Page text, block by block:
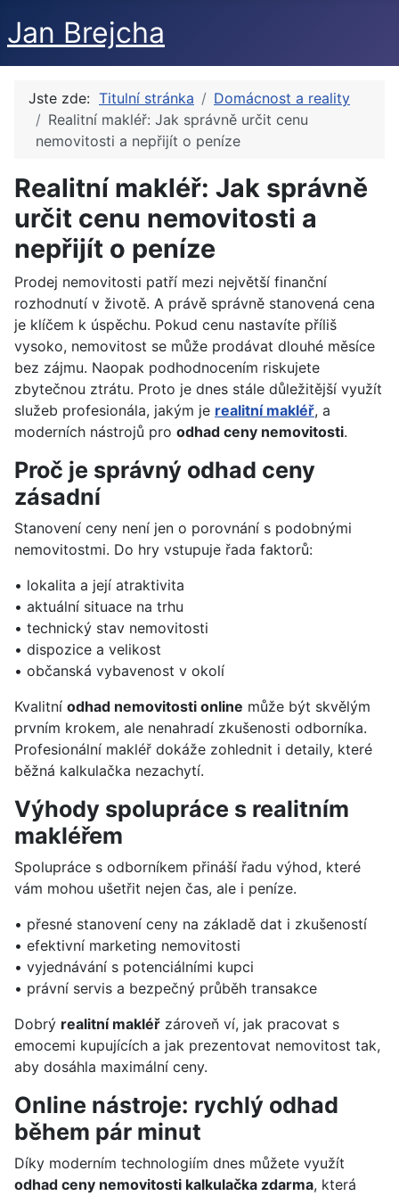
Jan Brejcha
Jste zde: Titulní stránka
Domácnost a reality
Realitní makléř: Jak správně určit cenu
nemovitosti a nepřijít o peníze
Realitní makléř: Jak správně
určit cenu nemovitosti a
nepřijít o peníze
Prodej nemovitosti patří mezi největší finanční
rozhodnutí v životě. A právě správně stanovená cena
je klíčem k úspěchu. Pokud cenu nastavíte příliš
vysoko, nemovitost se může prodávat dlouhé měsíce
bez zájmu. Naopak podhodnocením riskujete
zbytečnou ztrátu. Proto je dnes stále důležitější využít
služeb profesionála, jakým je realitní makléř, a
moderních nástrojů pro odhad ceny nemovitosti.
Proč je správný odhad ceny
zásadní
Stanovení ceny není jen o porovnání s podobnými
nemovitostmi. Do hry vstupuje řada faktorů:
• lokalita a její atraktivita
• aktuální situace na trhu
• technický stav nemovitosti
• dispozice a velikost
• občanská vybavenost v okolí
Kvalitní odhad nemovitosti online může být skvělým
prvním krokem, ale nenahradí zkušenosti odborníka.
Profesionální makléř dokáže zohlednit i detaily, které
běžná kalkulačka nezachytí.
Výhody spolupráce s realitním
makléřem
Spolupráce s odborníkem přináší řadu výhod, které
vám mohou ušetřit nejen čas, ale i peníze.
• přesné stanovení ceny na základě dat i zkušeností
• efektivní marketing nemovitosti
• vyjednávání s potenciálními kupci
• právní servis a bezpečný průběh transakce
Dobrý realitní makléř zároveň ví, jak pracovat s
emocemi kupujících a jak prezentovat nemovitost tak,
aby dosáhla maximální ceny.
Online nástroje: rychlý odhad
během pár minut
Díky moderním technologiím dnes můžete využít
odhad ceny nemovitosti kalkulačka zdarma, která